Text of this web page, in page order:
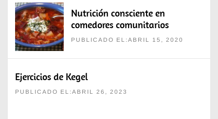
Nutrición consciente en
comedores comunitarios
PUBLICADO EL:ABRIL 15, 2020
Ejercicios de Kegel
PUBLICADO EL:ABRIL 26, 2023